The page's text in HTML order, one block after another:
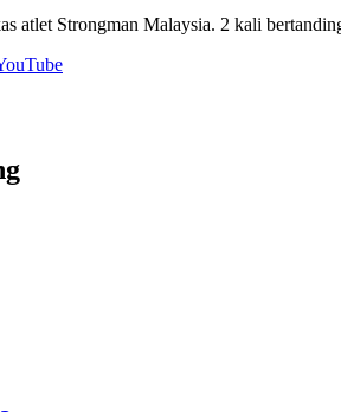
atlet Strongman Malaysia. 2 kali